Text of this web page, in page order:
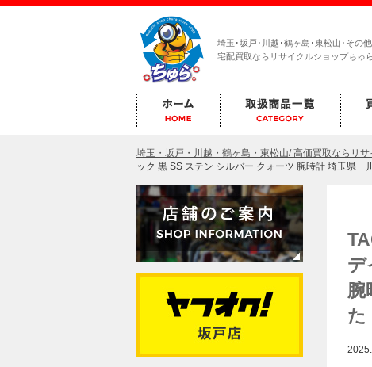
埼玉･坂戸･川越･鶴ヶ島･東松山･その
宅配買取ならリサイクルショップちゅ
埼玉・坂戸・川越・鶴ヶ島・東松山/ 高価買取ならリ
ック 黒 SS ステン シルバー クォーツ 腕時計 埼玉県
デ
腕
た